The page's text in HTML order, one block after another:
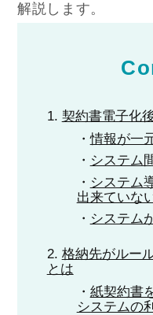
解説します。
契約書電子化
情報が一
システム
システム
出来ていな
システム
格納先がルー
とは
紙契約書
システムの